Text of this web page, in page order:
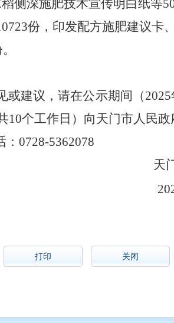
侧深施肥技术宣传明白纸等
份，印发配方施肥建议卡
或建议，请在公示期间（
10个工作日）向天门市人民
0728-5362078
天
打印 关闭